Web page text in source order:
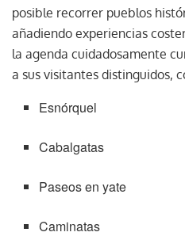
posible recorrer pueblos
añadiendo experiencias
la agenda cuidadosamente
a sus visitantes distinguidos,
Esnórquel
Cabalgatas
Paseos en yate
Caminatas